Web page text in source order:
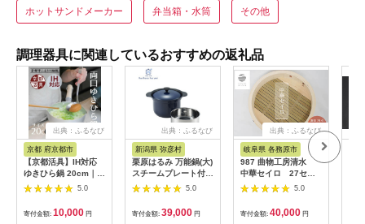
ホットサンドメーカー 弁当箱・水筒 その他
調理器具に関連しているおすすめの返礼品
出典：ふるなび
京都 府京都市
【京都活具】IH対応
ゆきひら鍋 20cm｜調
理器具 人気ブランド
こだわりのキッチンア
イテム 鍋
5.0
寄付金額: 10,000 円
出典：ふるなび
新潟県 弥彦村
栗原はるみ 万能鍋(大)
スチームプレート付き
(ネイビー) 径約20cm
ガス･IH対応 | 鍋 新潟
県 弥彦村
5.0
寄付金額: 39,000 円
出典：ふるなび
岐阜県 各務原市
987 曲物工房清水
中華セイロ 27セン
チ 身
5.0
寄付金額: 40,000 円